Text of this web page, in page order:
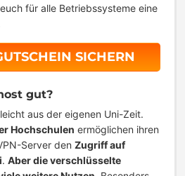
für alle Betriebssysteme eine
SICHERN
gut?
aus der eigenen Uni-Zeit.
Hochschulen ermöglichen ihren
Server den Zugriff auf
. Aber die verschlüsselte